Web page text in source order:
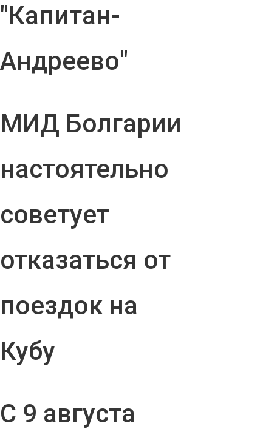
"Капитан-
Андреево"
МИД Болгарии
настоятельно
советует
отказаться от
поездок на
Кубу
С 9 августа